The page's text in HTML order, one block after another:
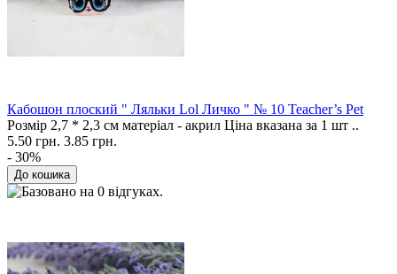
Кабошон плоский " Ляльки Lol Личко " № 10 Teacher’s Pet
Розмір 2,7 * 2,3 см матеріал - акрил Ціна вказана за 1 шт ..
5.50 грн. 3.85 грн.
- 30%